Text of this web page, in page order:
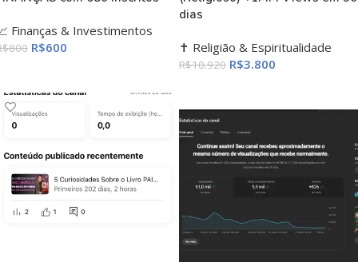
Finanças & Investimentos
800 R$600
dias
✝️ Religião & Espiritualidade
R$10.920 R$3.800